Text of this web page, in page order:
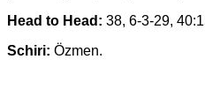
Head to Head: 38, 6-3-29,
Schiri: Özmen.